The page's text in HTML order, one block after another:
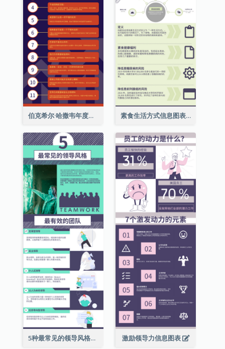
伯克希尔·哈撒韦年度股东大会的11个要点 素食生活方式信息图表
5种最常见的领导风格信息图表 激励领导力信息图表